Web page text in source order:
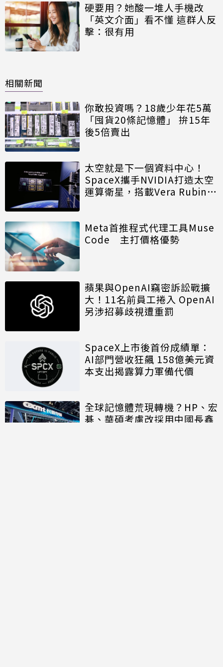
硬要用？她酸一堆人手機改
「英文介面」看不懂 這群人反
擊：很有用
相關新聞
你敢投資嗎？18歲少年花5萬
「囤貨20條記憶體」 拚15年
後5倍賣出
太空就是下一個資料中心！
SpaceX攜手NVIDIA打造太空
運算衛星，搭載Vera Rubin運
Meta首推程式代理工具Muse
Code 主打價格優勢
蘋果與OpenAI竊密訴訟戰擴
大！11名前員工捲入 OpenAI
另涉招募歧視遭重罰
SpaceX上市後首份成績單：
AI部門營收狂飆 158億美元資
本支出揭露算力軍備代價
全球記憶體荒現轉機？HP、宏
碁、華碩考慮改採用中國長鑫